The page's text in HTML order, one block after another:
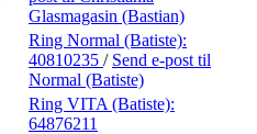
Glasmagasin (Bastian)
Ring Normal (Batiste):
40810235 / Send e-post til
Normal (Batiste)
Ring VITA (Batiste):
64876211